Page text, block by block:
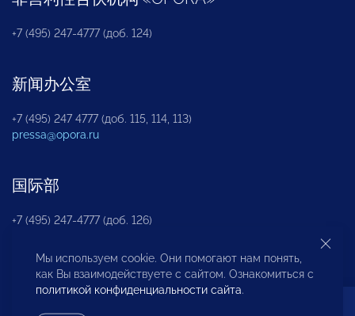
+7 (495) 247-4777 (доб. 124)
新闻办公室
+7 (495) 247 4777 (доб. 115, 114, 113)
pressa@opora.ru
国际部
+7 (495) 247-4777 (доб. 126)
商投权益保护部
Мы используем cookie. Они помогают нам понять,
как Вы взаимодействуете с сайтом. Ознакомиться с
политикой конфиденциальности сайта.